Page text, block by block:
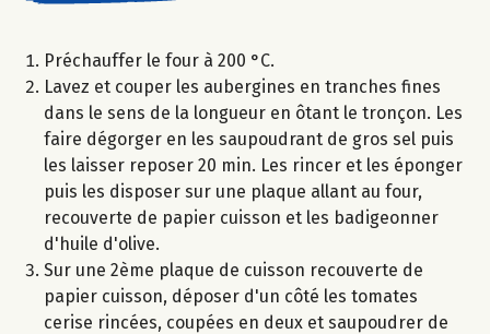
Préchauffer le four à 200 °C.
Lavez et couper les aubergines en tranches fines
dans le sens de la longueur en ôtant le tronçon. Les
faire dégorger en les saupoudrant de gros sel puis
les laisser reposer 20 min. Les rincer et les éponger
puis les disposer sur une plaque allant au four,
recouverte de papier cuisson et les badigeonner
d'huile d'olive.
Sur une 2ème plaque de cuisson recouverte de
papier cuisson, déposer d'un côté les tomates
cerise rincées, coupées en deux et saupoudrer de